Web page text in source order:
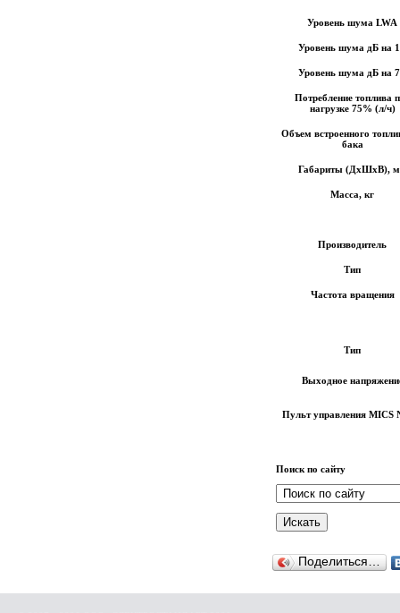
Уровень шума LWA
Уровень шума дБ на
Уровень шума дБ на
Потребление топлива
нагрузке 75% (л/ч)
Объем встроенного
бака
Габариты (ДхШхВ),
Масса, кг
Производитель
Тип
Частота вращения
Тип
Выходное
Пульт управленияMICS
Поиск по сайту
Поделиться…